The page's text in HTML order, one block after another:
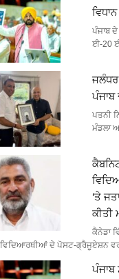
ਪੰਜਾਬ
ਈ-20
ਪੰਜਾਬ
ਪਤਨੀ
ਮੰਡਲਾ
‘ਤੇ
ਕੀਤੀ
ਕੈਨੇਡਾ
ਵਿਦਿਆਰਥੀਆਂ ਦੇ ਪੋਸਟ-ਗ੍ਰੈਜੂਏਸ਼ਨ
ਪੰਜਾਬ